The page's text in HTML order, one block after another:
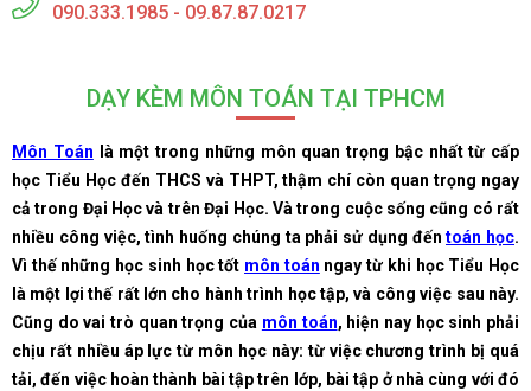
090.333.1985 - 09.87.87.0217
DẠY KÈM MÔN TOÁN TẠI TPHCM
Môn Toán là một trong những môn quan trọng bậc nhất từ cấp
học Tiểu Học đến THCS và THPT, thậm chí còn quan trọng ngay
cả trong Đại Học và trên Đại Học. Và trong cuộc sống cũng có rất
nhiều công việc, tình huống chúng ta phải sử dụng đếntoán học.
Vì thế những học sinh học tốt môn toán ngay từ khi học Tiểu Học
là một lợi thế rất lớn cho hành trình học tập, và công việc sau này.
Cũng do vai trò quan trọng của môn toán, hiện nay học sinh phải
chịu rất nhiều áp lực từ môn học này: từ việc chương trình bị quá
tải, đến việc hoàn thành bài tập trên lớp, bài tập ở nhà cùng với đó